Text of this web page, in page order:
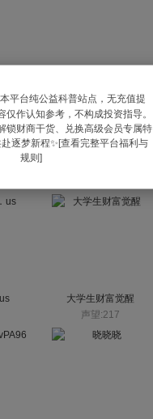
本平台纯公益科普站点，无充值提
仅作认知参考，不构成投资指导。
锁财商干货、兑换高级会员专属特
逐梦新程✨[查看完整平台福利与
规则]
大学生财富觉醒
声望:217